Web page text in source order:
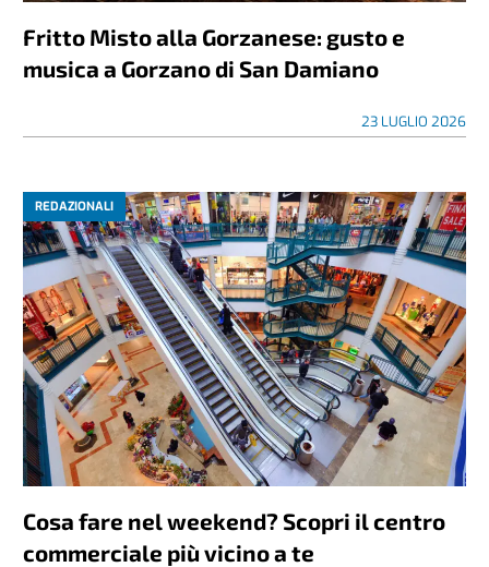
Fritto Misto alla Gorzanese: gusto e
musica a Gorzano di San Damiano
23 LUGLIO 2026
REDAZIONALI
Cosa fare nel weekend? Scopri il centro
commerciale più vicino a te